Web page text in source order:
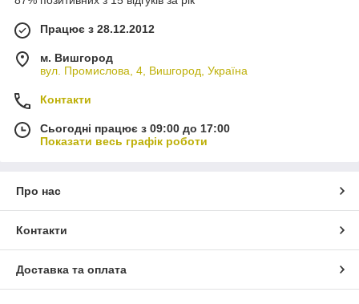
Працює з 28.12.2012
м. Вишгород
вул. Промислова, 4, Вишгород, Україна
Контакти
Сьогодні працює з 09:00 до 17:00
Показати весь графік роботи
Про нас
Контакти
Доставка та оплата